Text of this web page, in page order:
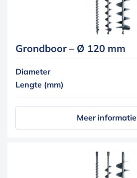
Grondboor – Ø 120 mm
Diameter
Lengte (mm)
Meer informatie